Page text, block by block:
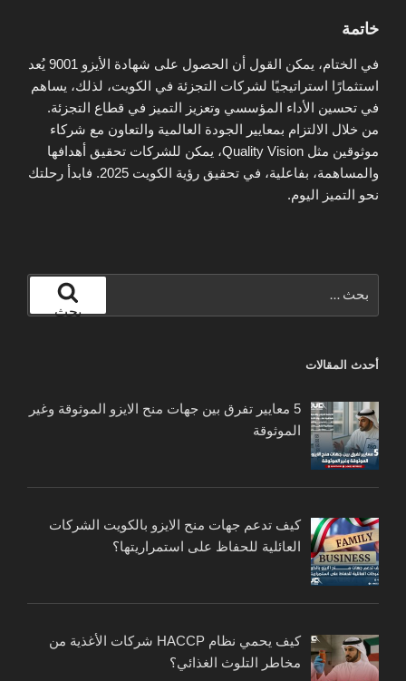
خاتمة
في الختام، يمكن القول أن الحصول على شهادة الأيزو 9001 يُعد
استثمارًا استراتيجيًا لشركات التجزئة في الكويت، لذلك، يساهم
في تحسين الأداء المؤسسي وتعزيز التميز في قطاع التجزئة.
من خلال الالتزام بمعايير الجودة العالمية والتعاون مع شركاء
موثوقين مثل Quality Vision، يمكن للشركات تحقيق أهدافها
والمساهمة، بفاعلية، في تحقيق رؤية الكويت 2025. فابدأ رحلتك
نحو التميز اليوم.
عن:
بحث
أحدث المقالات
5 معايير تفرق بين جهات منح الايزو الموثوقة وغير
الموثوقة
كيف تدعم جهات منح الايزو بالكويت الشركات
العائلية للحفاظ على استمراريتها؟
كيف يحمي نظام HACCP شركات الأغذية من
مخاطر التلوث الغذائي؟